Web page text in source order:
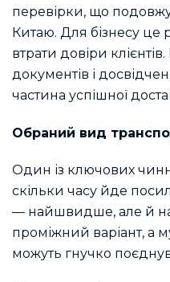
перевірки, що
Китаю. Для бізнесу це
втрати довіри
документів і
частина успішної
Обраний вид
Один із ключових
скільки часу йде
— найшвидше, але й
проміжний варіант, а
можуть гнучко